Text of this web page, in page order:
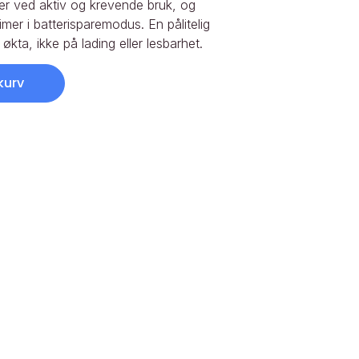
ved aktiv og krevende bruk, og
i batterisparemodus. En pålitelig
ikke på lading eller lesbarhet.